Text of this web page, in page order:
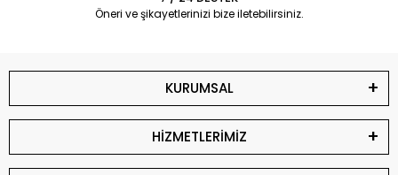
Öneri ve şikayetlerinizi bize iletebilirsiniz.
KURUMSAL
HİZMETLERİMİZ